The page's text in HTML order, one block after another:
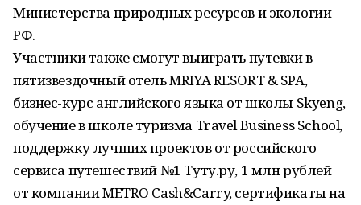
Министерства природных ресурсов и экологии
РФ.
Участники также смогут выиграть путевки в
пятизвездочный отель MRIYA RESORT & SPA,
бизнес-курс английского языка от школы Skyeng,
обучение в школе туризма Travel Business School,
поддержку лучших проектов от российского
сервиса путешествий №1 Туту.ру, 1 млн рублей
от компании METRO Cash&Carry, сертификаты на